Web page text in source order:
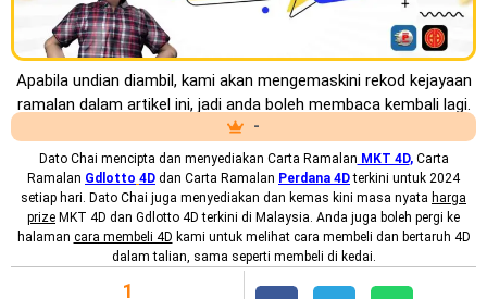
Apabila undian diambil, kami akan mengemaskini rekod kejayaan
ramalan dalam artikel ini, jadi anda boleh membaca kembali lagi.
-
Dato Chai mencipta dan menyediakan Carta Ramalan MKT 4D,Carta
Ramalan Gdlotto 4D dan Carta Ramalan Perdana 4D terkini untuk 2024
setiap hari. Dato Chai juga menyediakan dan kemas kini masa nyata harga
prize MKT 4D dan Gdlotto 4D terkini di Malaysia. Anda juga boleh pergi ke
halaman cara membeli 4D kami untuk melihat cara membeli dan bertaruh 4D
dalam talian, sama seperti membeli di kedai.
1